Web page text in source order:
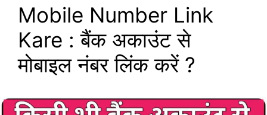
Mobile Number Link
Kare : बैंक अकाउंट से
मोबाइल नंबर लिंक करें ?